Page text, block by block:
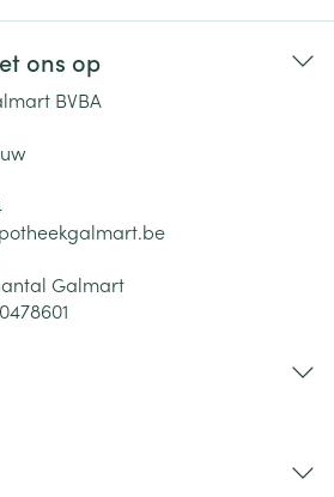
ons op
BVBA
Galmart